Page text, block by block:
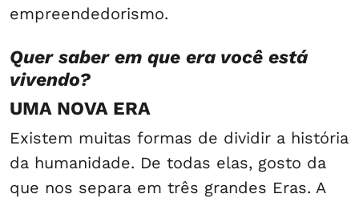
empreendedorismo.
Quer saber em que era você está
vivendo?
UMA NOVA ERA
Existem muitas formas de dividir a história
da humanidade. De todas elas, gosto da
que nos separa em três grandes Eras. A